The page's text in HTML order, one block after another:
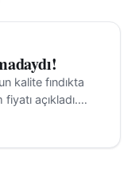
kalite fındıkta
açıkladı.
başlayacak.